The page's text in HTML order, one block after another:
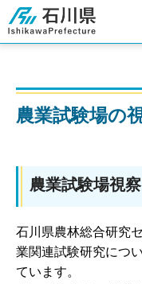
石川県
農業試験場の
農業試験場視
石川県農林総合研究
業関連試験研究につ
ています。